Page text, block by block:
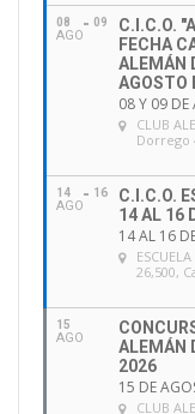
08
AGO
09
C.I.C.O.
FECHA
ALEMÁN
AGOSTO
08 Y 09 DE
CLUB
Dorrego
14
AGO
16
C.I.C.O.
14 AL 16
14 AL 16
26,500,
15
AGO
ALEMÁN
2026
15 DE
CLUB